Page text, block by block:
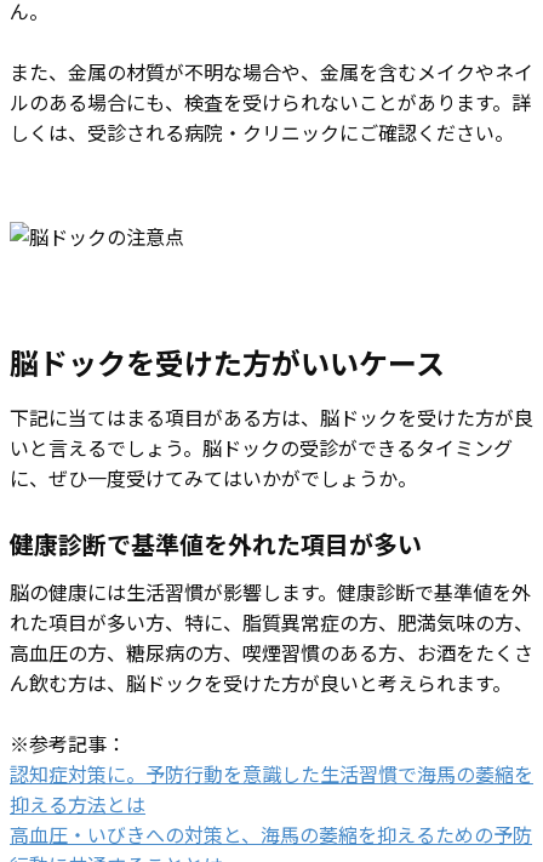
ん。
また、金属の材質が不明な場合や、金属を含むメイクやネイ
ルのある場合にも、検査を受けられないことがあります。詳
しくは、受診される病院・クリニックにご確認ください。
脳ドックを受けた方がいいケース
下記に当てはまる項目がある方は、脳ドックを受けた方が良
いと言えるでしょう。脳ドックの受診ができるタイミング
に、ぜひ一度受けてみてはいかがでしょうか。
健康診断で基準値を外れた項目が多い
脳の健康には生活習慣が影響します。健康診断で基準値を外
れた項目が多い方、特に、脂質異常症の方、肥満気味の方、
高血圧の方、糖尿病の方、喫煙習慣のある方、お酒をたくさ
ん飲む方は、脳ドックを受けた方が良いと考えられます。
※参考記事：
認知症対策に。予防行動を意識した生活習慣で海馬の萎縮を
抑える方法とは
高血圧・いびきへの対策と、海馬の萎縮を抑えるための予防